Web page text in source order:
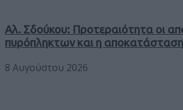
Αλ. Σδούκου: Προτεραιότητα οι
πυρόπληκτων και η
8 Αυγούστου 2026